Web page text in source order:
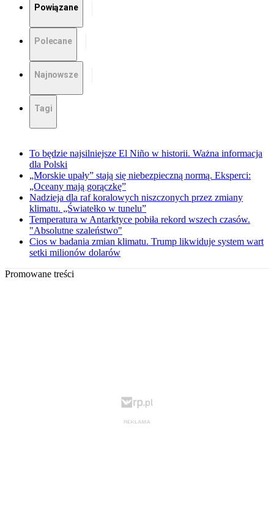
Powiązane
Polecane
Najnowsze
Tagi
To będzie najsilniejsze El Niño w historii. Ważna informacja
dla Polski
„Morskie upały” stają się niebezpieczną normą. Eksperci:
„Oceany mają gorączkę”
Nadzieja dla raf koralowych niszczonych przez zmiany
klimatu. „Światełko w tunelu”
Temperatura w Antarktyce pobiła rekord wszech czasów.
"Absolutne szaleństwo"
Cios w badania zmian klimatu. Trump likwiduje system wart
setki milionów dolarów
Promowane treści